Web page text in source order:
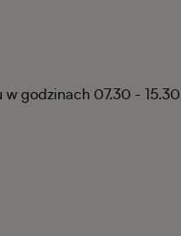
w godzinach 07.30 - 15.30